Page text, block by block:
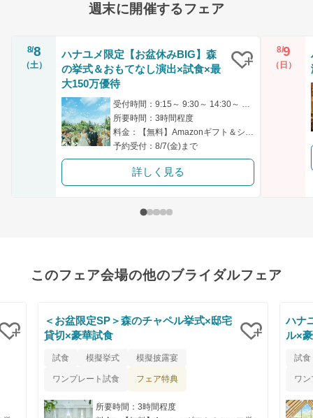
週末に開催するフェア
8/8
（土）
ハナユメ限定【お盆休みBIG】森
の挙式＆おもてなし演出×試食×最
大150万優待
所要時間：3時間程度
予約受付：8/7(金)まで
詳しく見る
8/9
（日）
このフェア会場の他のブライダルフェア
＜お盆限定SP＞森のチャペル挙式×邸宅
貸切×豪華試食
試食 模擬挙式 模擬披露宴
ワンプレート試食 フェア特典
所要時間：3時間程度
ハナ
ル×
試食
ワ